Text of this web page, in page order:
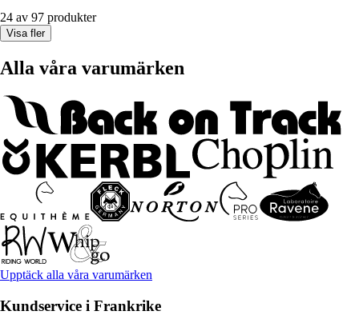
24 av 97 produkter
Visa fler
Alla våra varumärken
Upptäck alla våra varumärken
Kundservice i Frankrike